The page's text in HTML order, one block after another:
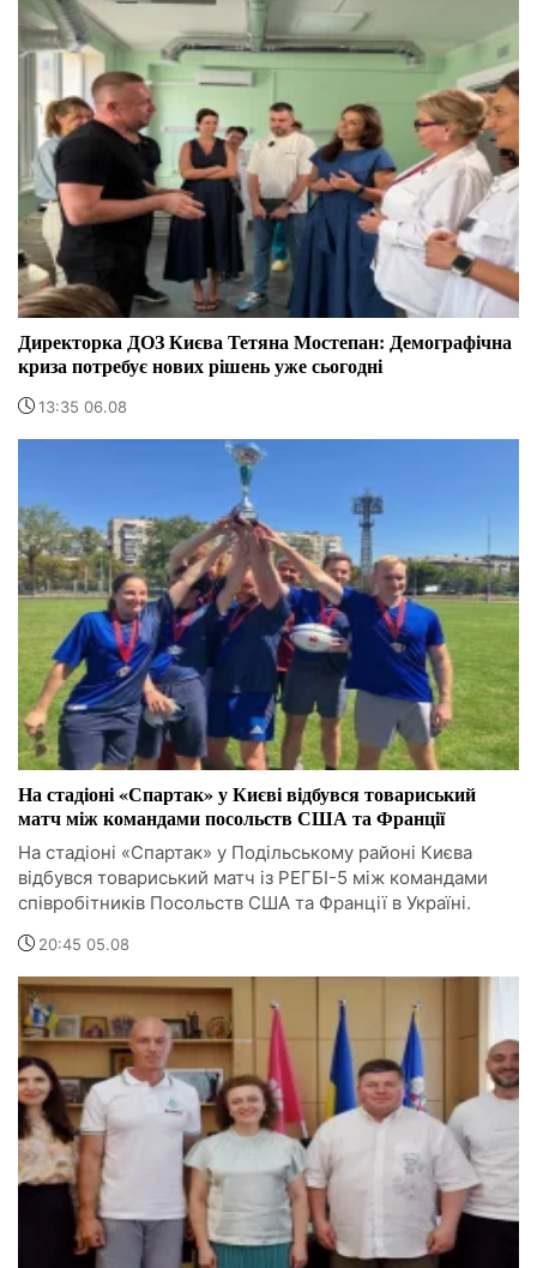
Директорка ДОЗ Києва Тетяна Мостепан: Демографічна
криза потребує нових рішень уже сьогодні
13:35 06.08
На стадіоні «Спартак» у Києві відбувся товариський
матч між командами посольств США та Франції
На стадіоні «Спартак» у Подільському районі Києва
відбувся товариський матч із РЕГБІ-5 між командами
співробітників Посольств США та Франції в Україні.
20:45 05.08